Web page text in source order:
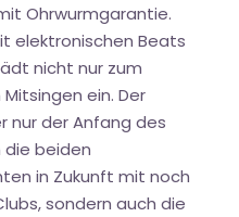
Ohrwurmgarantie.
elektronischen Beats
nicht nur zum
ein. Der
nur der Anfang des
die beiden
in Zukunft mit noch
sondern auch die